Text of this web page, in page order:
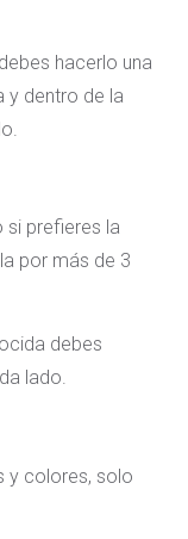
hacerlo una
y dentro de la
si prefieres la
por más de 3
debes
lado.
y colores, solo